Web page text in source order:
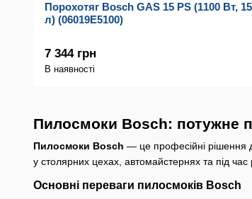
Пилосмоки Bosch: потужне
Пилосмоки Bosch — це професійні рішення
у столярних цехах, автомайстернях та під
Основні переваги пилосмоків Bosch
Порохотяг Bosch GAS 15 PS (1100 Вт, 15
л) (06019E5100)
7 344 грн
В наявності